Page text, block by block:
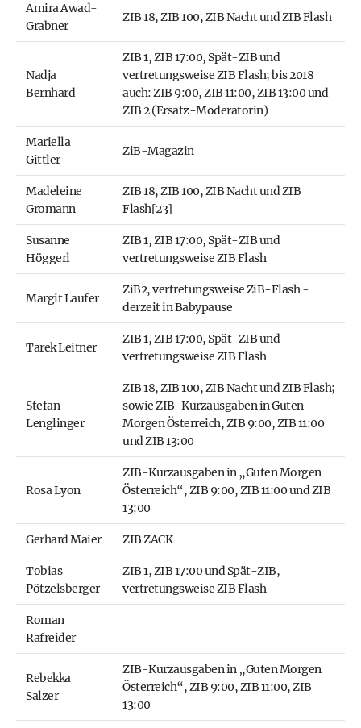
Amira Awad-
Grabner
ZIB 18, ZIB 100, ZIB Nacht und ZIB Flash
Nadja
Bernhard
ZIB 1, ZIB 17:00, Spät-ZIB und
vertretungsweise ZIB Flash; bis 2018
auch: ZIB 9:00, ZIB 11:00, ZIB 13:00 und
ZIB 2 (Ersatz-Moderatorin)
Mariella
Gittler
ZiB-Magazin
Madeleine
Gromann
ZIB 18, ZIB 100, ZIB Nacht und ZIB
Flash[23]
Susanne
Höggerl
ZIB 1, ZIB 17:00, Spät-ZIB und
vertretungsweise ZIB Flash
Margit Laufer
ZiB2, vertretungsweise ZiB-Flash -
derzeit in Babypause
Tarek Leitner
ZIB 1, ZIB 17:00, Spät-ZIB und
vertretungsweise ZIB Flash
Stefan
Lenglinger
ZIB 18, ZIB 100, ZIB Nacht und ZIB Flash;
sowie ZIB-Kurzausgaben in Guten
Morgen Österreich, ZIB 9:00, ZIB 11:00
und ZIB 13:00
Rosa Lyon
ZIB-Kurzausgaben in „Guten Morgen
Österreich“, ZIB 9:00, ZIB 11:00 und ZIB
13:00
Gerhard Maier ZIB ZACK
Tobias
Pötzelsberger
ZIB 1, ZIB 17:00 und Spät-ZIB,
vertretungsweise ZIB Flash
Roman
Rafreider
Rebekka
Salzer
ZIB-Kurzausgaben in „Guten Morgen
Österreich“, ZIB 9:00, ZIB 11:00, ZIB
13:00